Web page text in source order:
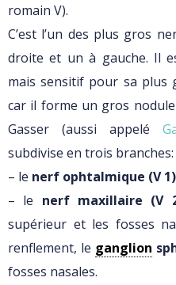
romain V).
C’est l’un des plus gros
droite et un à gauche. Il
mais sensitif pour sa plus
car il forme un gros
Gasser (aussi appelé
subdivise en trois branches:
– le nerf ophtalmique (V 1)
– le nerf maxillaire (V
supérieur et les fosses
renflement, le ganglion
fosses nasales.